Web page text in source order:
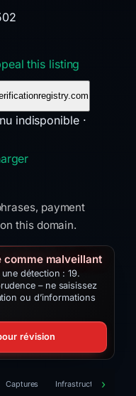
this listing
indisponible ·
payment
this domain.
comme malveillant
détection : 19.
– ne saisissez
ou d’informations
révision
Captures Infrastructure